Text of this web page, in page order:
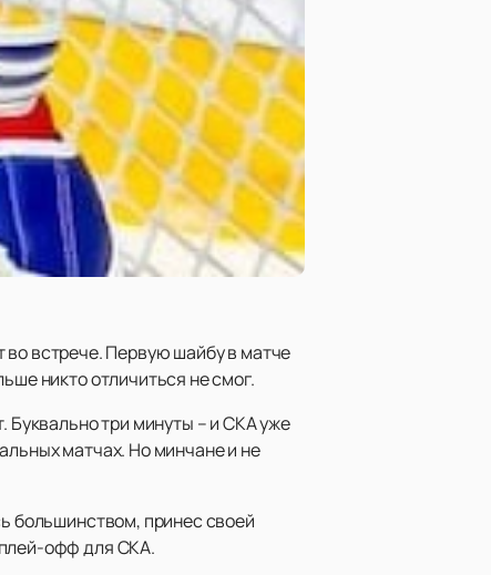
встрече. Первую шайбу в матче
никто отличиться не смог.
Буквально три минуты – и СКА уже
матчах. Но минчане и не
большинством, принес своей
офф для СКА.